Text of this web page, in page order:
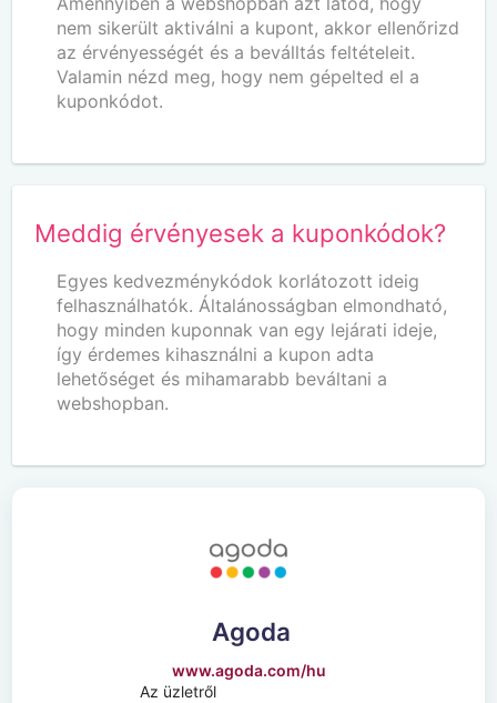
nem sikerült aktiválni a kupont, akkor ellenőrizd
az érvényességét és a beválltás feltételeit.
Valamin nézd meg, hogy nem gépelted el a
kuponkódot.
Meddig érvényesek a kuponkódok?
Egyes kedvezménykódok korlátozott ideig
felhasználhatók. Általánosságban elmondható,
hogy minden kuponnak van egy lejárati ideje,
így érdemes kihasználni a kupon adta
lehetőséget és mihamarabb beváltani a
webshopban.
Agoda
www.agoda.com/hu
Az üzletről